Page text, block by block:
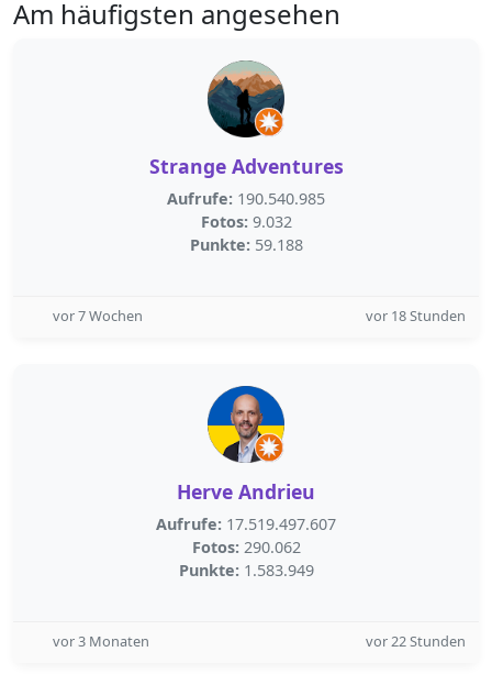
Am häufigsten angesehen
Strange Adventures
Aufrufe: 190.540.985
Fotos: 9.032
Punkte: 59.188
vor 7 Wochen vor 18 Stunden
Herve Andrieu
Aufrufe: 17.519.497.607
Fotos: 290.062
Punkte: 1.583.949
vor 3 Monaten vor 22 Stunden